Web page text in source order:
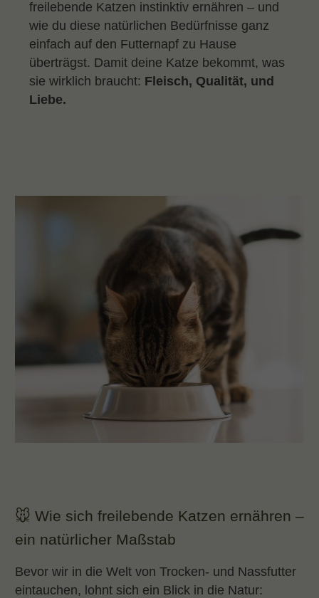
freilebende Katzen instinktiv ernähren – und
wie du diese natürlichen Bedürfnisse ganz
einfach auf den Futternapf zu Hause
überträgst. Damit deine Katze bekommt, was
sie wirklich braucht: Fleisch, Qualität, und
Liebe.
🐭 Wie sich freilebende Katzen ernähren –
ein natürlicher Maßstab
Bevor wir in die Welt von Trocken- und Nassfutter
eintauchen, lohnt sich ein Blick in die Natur: